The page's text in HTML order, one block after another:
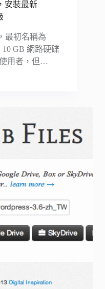
安裝最新
最初名稱為
GB 網路硬碟
用者，但…